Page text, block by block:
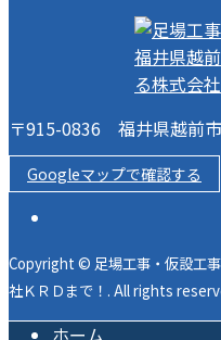
〒915-0836 福井県越前
Googleマップで確認する
Copyright © 足場工事・仮設工
社ＫＲＤまで！. All rights
ホーム